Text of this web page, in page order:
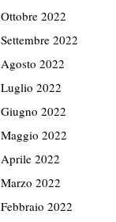
Ottobre 2022
Settembre 2022
Agosto 2022
Luglio 2022
Giugno 2022
Maggio 2022
Aprile 2022
Marzo 2022
Febbraio 2022